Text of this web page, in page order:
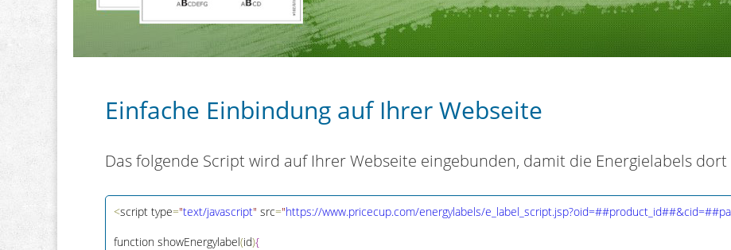
Einfache Einbindung auf Ihrer Webseite
Das folgende Script wird auf Ihrer Webseite eingebunden, damit die Energielabels dort
<script type="text/javascript" src="https://www.pricecup.com/energylabels/
function showEnergylabel(id){